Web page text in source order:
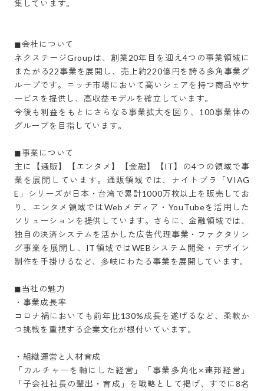
集しています。
◼︎会社について
ネクステージGroupは、創業20年目を迎え4つの事業領域に
またがる22事業を展開し、売上約220億円を誇る多角事業グ
ループです。ニッチ市場において高いシェアを持つ商品やサ
ービスを提供し、高収益モデルを確立しています。
今後も利益をもとにさらなる事業拡大を図り、100事業体の
グループを目指しています。
◼︎事業について
主に【通販】【エンタメ】【金融】【IT】の4つの領域で事
業を展開しています。通販領域では、ナイトブラ「VIAG
E」シリーズが日本・台湾で累計1000万枚以上を販売してお
り、エンタメ領域ではWebメディア・YouTubeを活用した
ソリューションを提供しています。さらに、金融領域では、
独自の決済システムを活かした広告代理事業・ファクタリン
グ事業を展開し、IT領域ではWEBシステム開発・デザイン
制作を手掛けるなど、多岐にわたる事業を展開しています。
◼︎当社の魅力
・事業成長率
コロナ禍においても前年比130%成長を遂げるなど、柔軟か
つ挑戦を重視する企業文化が根付いています。
・組織運営と人材育成
「カルチャーを軸にした経営」「事業多角化×連邦経営」
「子会社社長の輩出・育成」を戦略として掲げ、すでに8名